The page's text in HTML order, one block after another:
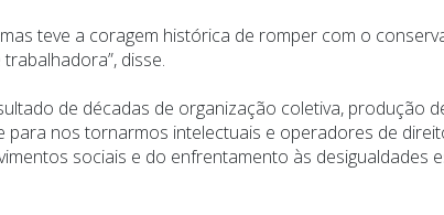
teve a coragem histórica de romper com o
disse.
de décadas de organização coletiva, produção
nos tornarmos intelectuais e operadores de
sociais e do enfrentamento às desigualdades